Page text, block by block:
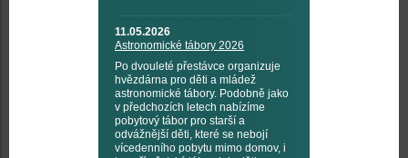
11.05.2026
Astronomické tábory 2026
Po dvouleté přestávce organizuje
hvězdárna pro děti a mládež
astronomické tábory. Podobně jako
v předchozích letech nabízíme
pobytový tábor pro starší a
odvážnější děti, které se nebojí
vícedenního pobytu mimo domov, i